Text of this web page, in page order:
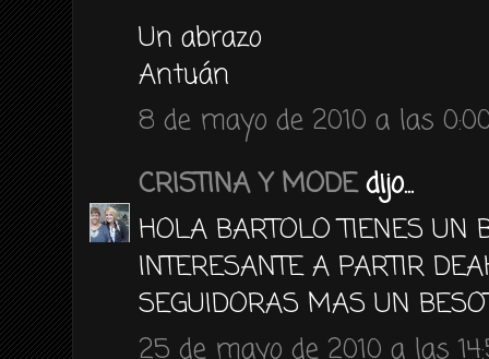
Un abrazo
Antuán
8 de mayo de 2010 a las
CRISTINA Y MODEdijo...
HOLA BARTOLO TIENES UN
INTERESANTE A PARTIR
SEGUIDORAS MAS UN
25 de mayo de 2010 a las